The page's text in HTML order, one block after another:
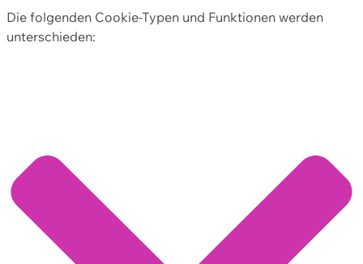
Die folgenden Cookie-Typen und Funktionen werden
unterschieden: